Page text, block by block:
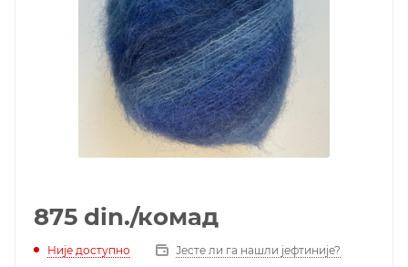
875 din./комад
Није доступно Јесте ли га нашли јефтиније?